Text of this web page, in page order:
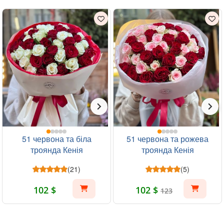
51 червона та біла
троянда Кенія
(21)
102 $
51 червона та рожева
троянда Кенія
(5)
102 $ 123